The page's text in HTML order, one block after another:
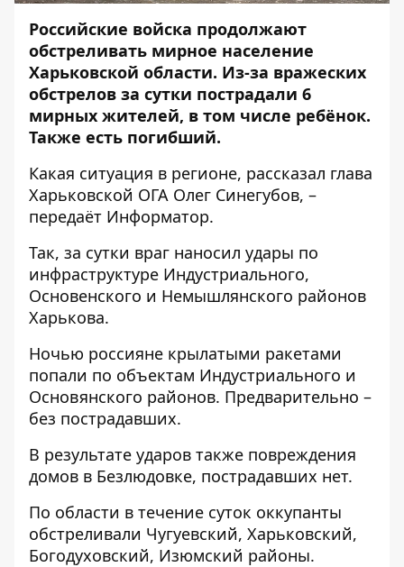
Российские войска продолжают
обстреливать мирное население
Харьковской области. Из-за вражеских
обстрелов за сутки пострадали 6
мирных жителей, в том числе ребёнок.
Также есть погибший.
Какая ситуация в регионе, рассказал глава
Харьковской ОГА Олег Синегубов, –
передаёт Информатор.
Так, за сутки враг наносил удары по
инфраструктуре Индустриального,
Основенского и Немышлянского районов
Харькова.
Ночью россияне крылатыми ракетами
попали по объектам Индустриального и
Основянского районов. Предварительно –
без пострадавших.
В результате ударов также повреждения
домов в Безлюдовке, пострадавших нет.
По области в течение суток оккупанты
обстреливали Чугуевский, Харьковский,
Богодуховский, Изюмский районы.